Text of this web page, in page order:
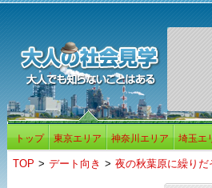
トップ 東京エリア 神奈川エリア 埼玉エ
TOP > デート向き > 夜の秋葉原に繰り